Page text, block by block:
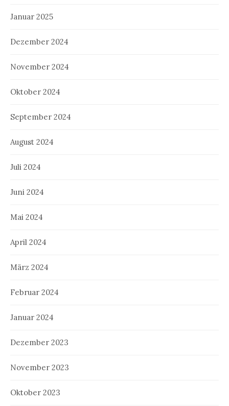
Januar 2025
Dezember 2024
November 2024
Oktober 2024
September 2024
August 2024
Juli 2024
Juni 2024
Mai 2024
April 2024
März 2024
Februar 2024
Januar 2024
Dezember 2023
November 2023
Oktober 2023